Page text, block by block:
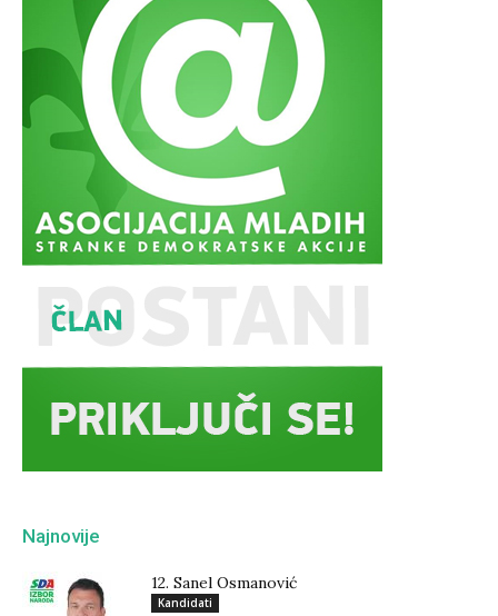
Najnovije
12. Sanel Osmanović
Kandidati